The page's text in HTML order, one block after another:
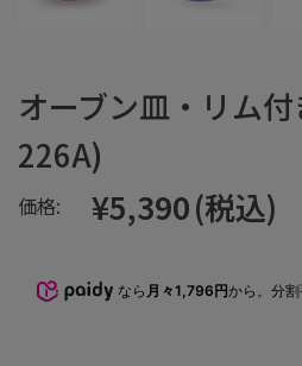
オーブン皿・リム
226A)
価格: ¥5,390(税込)
なら 月々1,796円から。分